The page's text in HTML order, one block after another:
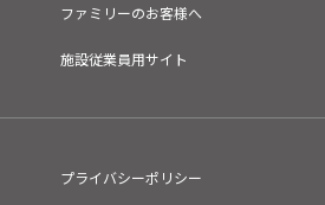
ファミリーのお客様へ
施設従業員用サイト
プライバシーポリシー